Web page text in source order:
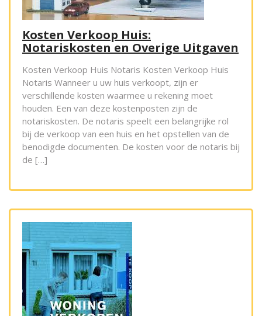
Kosten Verkoop Huis:
Notariskosten en Overige Uitgaven
Kosten Verkoop Huis Notaris Kosten Verkoop Huis
Notaris Wanneer u uw huis verkoopt, zijn er
verschillende kosten waarmee u rekening moet
houden. Een van deze kostenposten zijn de
notariskosten. De notaris speelt een belangrijke rol
bij de verkoop van een huis en het opstellen van de
benodigde documenten. De kosten voor de notaris bij
de […]